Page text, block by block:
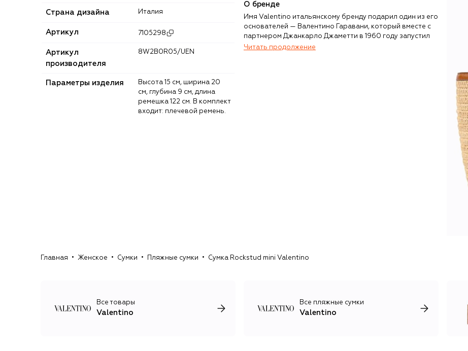
Страна дизайна Италия
Артикул 7105298
Артикул
производителя
8W2B0R05/UEN
Параметры изделия
Высота 15 см, ширина 20
см, глубина 9 см, длина
ремешка 122 см. В комплект
входит: плечевой ремень.
О бренде
Имя Valentino итальянскому бренду подарил один из его
основателей — Валентино Гаравани, который вместе с
партнером Джанкарло Джаметти в 1960 году запустил
линию женской одежды, которую уже через несколько
коллекции Rockstud и V Logo, успешно преодолевшие
Читать продолжение
Главная Женское Сумки Пляжные сумки Сумка Rockstud mini Valentino
Все товары
Valentino
Все пляжные сумки
Valentino